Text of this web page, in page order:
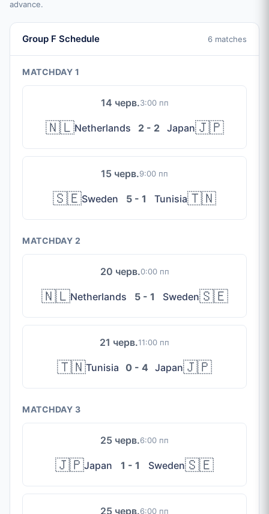
advance.
Group F Schedule 6 matches
MATCHDAY 1
14 черв.3:00 пп
🇳🇱Netherlands 2 - 2 Japan🇯🇵
15 черв.9:00 пп
🇸🇪Sweden 5 - 1 Tunisia🇹🇳
MATCHDAY 2
20 черв.0:00 пп
🇳🇱Netherlands 5 - 1 Sweden🇸🇪
21 черв.11:00 пп
🇹🇳Tunisia 0 - 4 Japan🇯🇵
MATCHDAY 3
25 черв.6:00 пп
🇯🇵Japan 1 - 1 Sweden🇸🇪
25 черв.6:00 пп